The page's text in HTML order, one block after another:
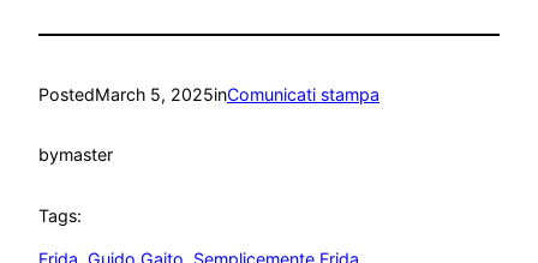
PostedMarch 5, 2025inComunicati stampa
bymaster
Tags: